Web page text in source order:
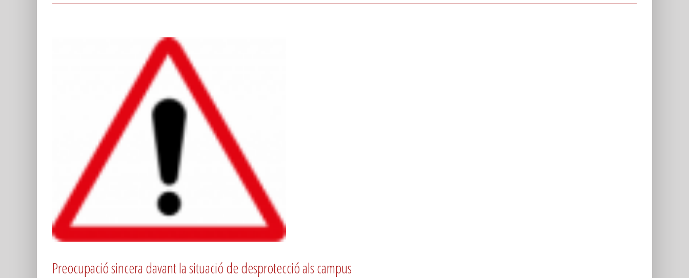
Preocupació sincera davant la situació de desprotecció als campus